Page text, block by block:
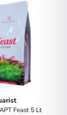
Feast 5 Lt